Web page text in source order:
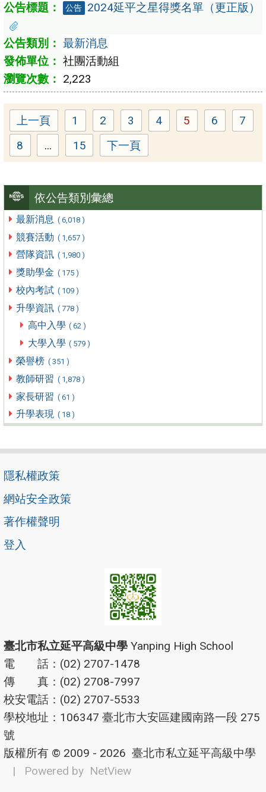
依公告類別彙總
最新消息 ( 6,018 )
競賽活動 ( 1,657 )
營隊資訊 ( 1,980 )
獎助學金 ( 175 )
校內考試 ( 109 )
升學資訊 ( 778 )
高中入學 ( 62 )
大學入學 ( 579 )
榮譽榜 ( 351 )
教師研習 ( 1,878 )
家長研習 ( 61 )
升學表現 ( 18 )
公告 2024延平之星得獎名單（更正版）
最新消息
社團活動組
2,223
上一頁 Page
1 Page
2 Page
3 Page
4 Page
5 Page
6 7
Page
8 ... Page
15 下一頁
隱私權政策
網站安全政策
著作權聲明
登入
臺北市私立延平高級中學 Yanping High School
電 話：(02) 2707-1478
傳 真：(02) 2708-7997
校安電話：(02) 2707-5533
學校地址：106347 臺北市大安區建國南路一段 275
號
版權所有 © 2009 - 2026 臺北市私立延平高級中學
| Powered by NetView